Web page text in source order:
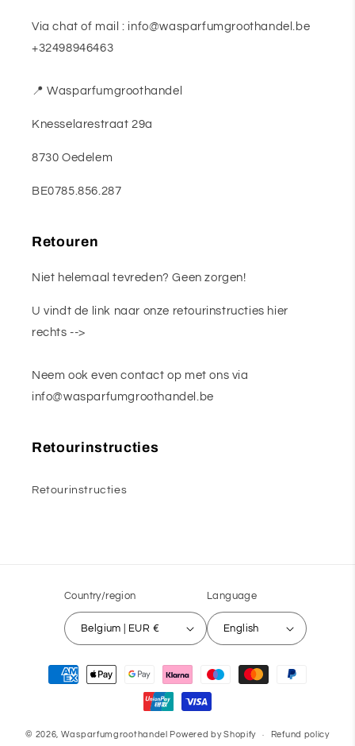
Via chat of mail : info@wasparfumgroothandel.be
+32498946463
📍 Wasparfumgroothandel
Knesselarestraat 29a
8730 Oedelem
BE0785.856.287
Retouren
Niet helemaal tevreden? Geen zorgen!
U vindt de link naar onze retourinstructies hier
rechts -->
Neem ook even contact op met ons via
info@wasparfumgroothandel.be
Retourinstructies
Retourinstructies
Country/region
Belgium | EUR €
Language
English
Payment
© 2026, Wasparfumgroothandel Powered by Shopify Refund policy